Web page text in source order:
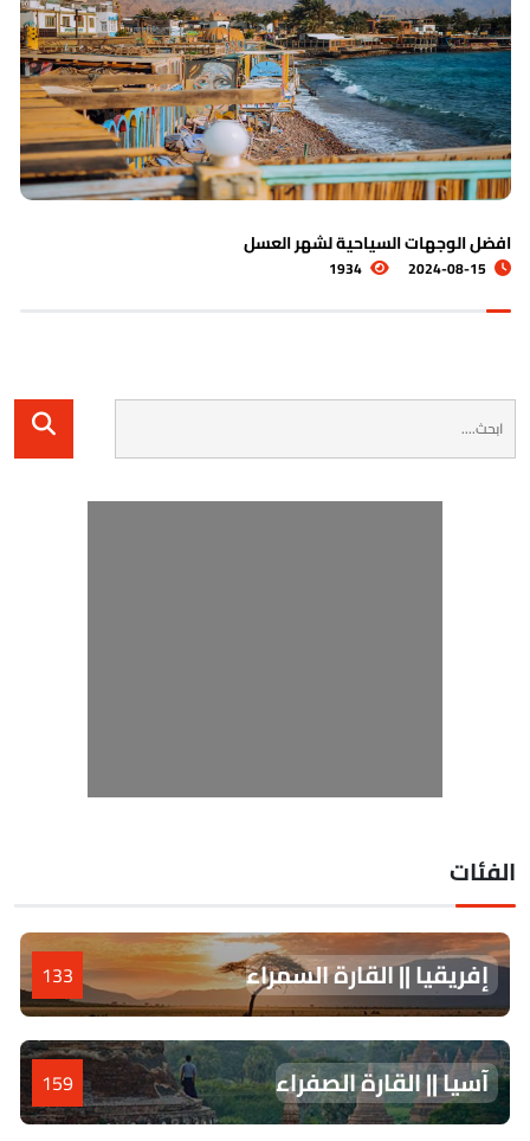
السياحية لشهر العسل
2024-
1934
إفريقيا || القارة السمراء 133
آسيا || القارة الصفراء 159